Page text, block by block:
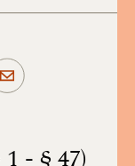
- § 47)